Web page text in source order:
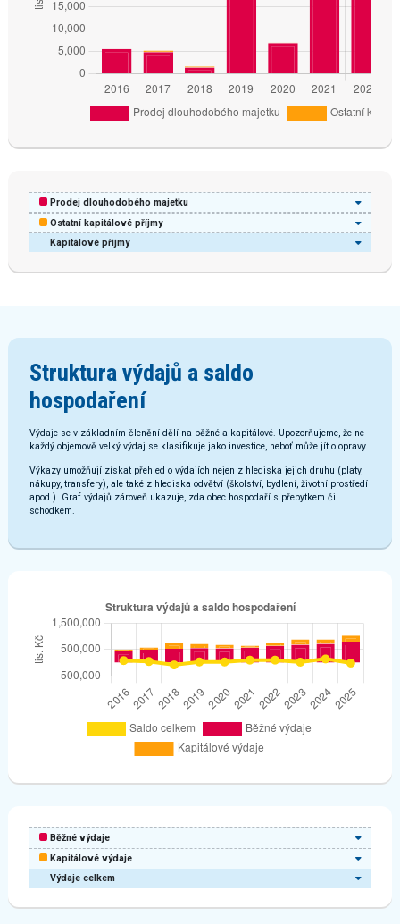
Kapitálové příjmy
Prodej dlouhodobého majetku
Ostatní kapitálové příjmy
Struktura výdajů a saldo
hospodaření
Výdaje se v základním členění dělí na běžné a kapitálové. Upozorňujeme, že ne
každý objemově velký výdaj se klasifikuje jako investice, neboť může jít o opravy.
Výkazy umožňují získat přehled o výdajích nejen z hlediska jejich druhu (platy,
nákupy, transfery), ale také z hlediska odvětví (školství, bydlení, životní prostředí
apod.). Graf výdajů zároveň ukazuje, zda obec hospodaří s přebytkem či
schodkem.
Výdaje celkem
Běžné výdaje
Kapitálové výdaje